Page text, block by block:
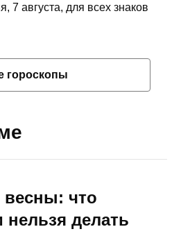
7 августа, для всех знаков
гороскопы
весны: что
нельзя делать